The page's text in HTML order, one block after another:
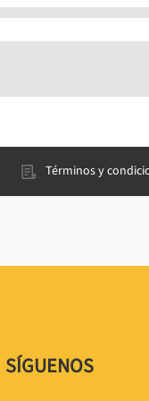
Términos y
SÍGUENOS